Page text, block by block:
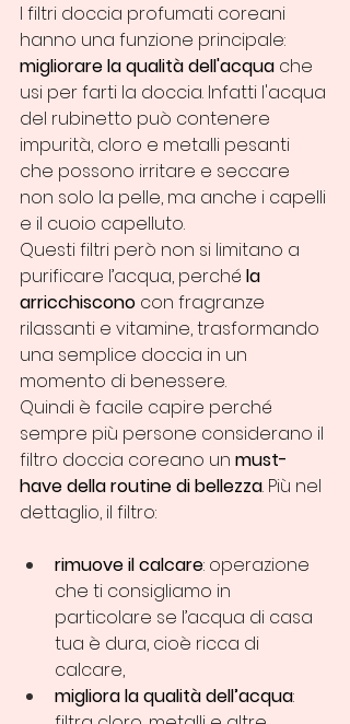
I filtri doccia profumati coreani
hanno una funzione principale:
migliorare la qualità dell'acqua che
usi per farti la doccia. Infatti l'acqua
del rubinetto può contenere
impurità, cloro e metalli pesanti
che possono irritare e seccare
non solo la pelle, ma anche i capelli
e il cuoio capelluto.
Questi filtri però non si limitano a
purificare l’acqua, perché la
arricchiscono con fragranze
rilassanti e vitamine, trasformando
una semplice doccia in un
momento di benessere.
Quindi è facile capire perché
sempre più persone considerano il
filtro doccia coreano un must-
have della routine di bellezza. Più nel
dettaglio, il filtro:
rimuove il calcare: operazione
che ti consigliamo in
particolare se l’acqua di casa
tua è dura, cioè ricca di
calcare,
migliora la qualità dell’acqua: